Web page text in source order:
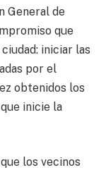
General de
que
iniciar las
por el
obtenidos los
inicie la
los vecinos